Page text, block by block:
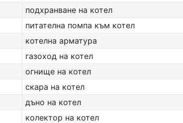
подхранване на котел
питателна помпа към котел
котелна арматура
газоход на котел
огнище на котел
скара на котел
дъно на котел
колектор на котел